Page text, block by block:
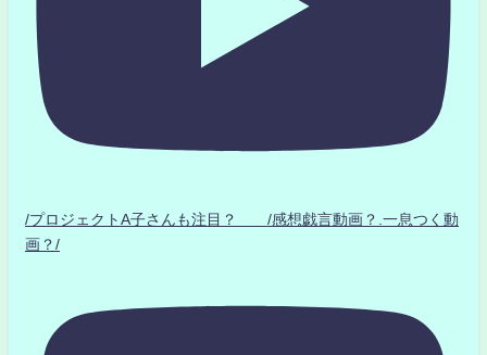
/プロジェクトA子さんも注目？ /感想戯言動画？.一息つく動
画？/